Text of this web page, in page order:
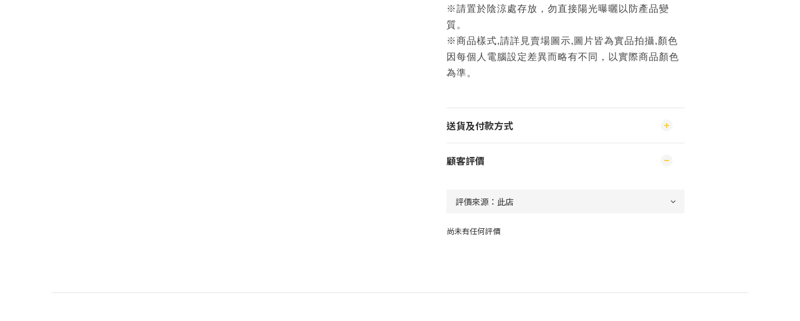
※請置於陰涼處存放，勿直接陽光曝曬以防產品變
質。
※商品樣式,請詳見賣場圖示,圖片皆為實品拍攝,顏色
因每個人電腦設定差異而略有不同，以實際商品顏色
為準。
送貨及付款方式
顧客評價
尚未有任何評價